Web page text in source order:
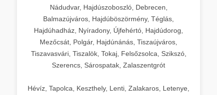
Nádudvar, Hajdúszoboszló, Debrecen,
Balmazújváros, Hajdúböszörmény, Téglás,
Hajdúhadház, Nyíradony, Újfehértó, Hajdúdorog,
Mezőcsát, Polgár, Hajdúnánás, Tiszaújváros,
Tiszavasvári, Tiszalök, Tokaj, Felsőzsolca, Szikszó,
Szerencs, Sárospatak, Zalaszentgrót
Hévíz, Tapolca, Keszthely, Lenti, Zalakaros, Letenye,